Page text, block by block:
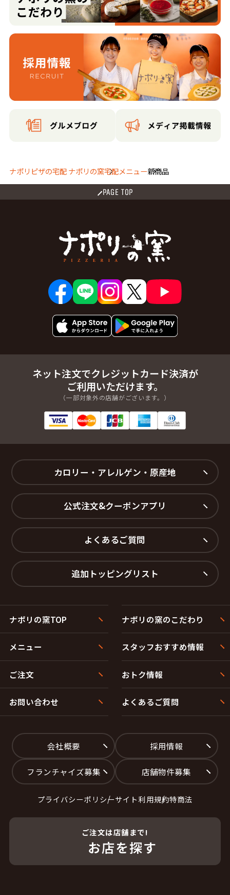
ナポリピザの宅配 ナポリの窯宅配メニュー新商品
PAGE TOP
ネット注文でクレジットカード決済が
ご利用いただけます。
（一部対象外の店舗がございます。）
カロリー・アレルゲン・原産地
公式注文&クーポンアプリ
よくあるご質問
追加トッピングリスト
ナポリの窯TOP ナポリの窯のこだわり
メニュー スタッフおすすめ情報
ご注文 おトク情報
お問い合わせ よくあるご質問
会社概要 採用情報
フランチャイズ募集 店舗物件募集
プライバシーポリシーサイト利用規約特商法
ご注文は店舗まで!
お店を探す